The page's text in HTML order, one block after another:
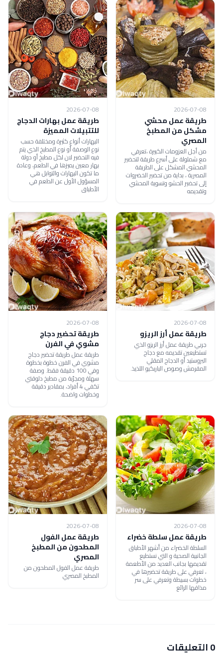
2026-07-08
طريقة عمل محشي
مشكل من المطبخ
المصري
من أجل العزومات الكبيرة ،تعرفي
مع شملولة على أسرع طريقة لتحضير
المحشي المشكل على الطريقة
المصرية ، بداية من تحضير الخضروات
إلى تحضير الحشو وتسوية المحشي
وتقديمه
2026-07-08
طريقة عمل بهارات الدجاج
للتتبيلات المميزة
البهارات أنواع كثيرة ومختلفة حسب
نوع الوصفة أو نوع المطبخ الذي يتم
فيه التحضير لان لكل مطبخ أو دولة
بهار معين يميزها في الطعم، وعادة
ما تكون البهارات والتوابل هي
المسؤول الأول عن الطعم في
الأطباق
2026-07-08
طريقة عمل أرز الريزو
جربي طريقة عمل أرز الريزو الذي
تستطيعين تقديمه مع دجاج
البروستيد أو الدجاج المقلي
المقرمش وصوص الباربكيو اللذيذ.
2026-07-08
طريقة تحضير دجاج
مشوي في الفرن
طريقة عمل طريقة تحضير دجاج
مشوي في الفرن خطوة بخطوة
وفي 100 دقيقة فقط. وصفة
سهلة ومجرّبة من مطبخ دلوقتي
تكفي 4 أفراد، بمقادير دقيقة
وخطوات واضحة.
2026-07-08
طريقة عمل سلطة خضراء
السلطة الخضراء من أشهر الأطباق
الجانبية الصحية و التي نستطيع
تقديمها بجانب العديد من الأطعمة
، تعرفي على طريقة تحضيرها في
خطوات بسيطة وتعرفي على سر
مذاقها الرائع
2026-07-08
طريقة عمل الفول
المطحون من المطبخ
المصري
طريقة عمل الفول المطحون من
المطبخ المصري
0 التعليقات